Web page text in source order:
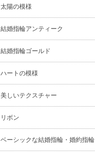
太陽の模様
結婚指輪アンティーク
結婚指輪ゴールド
ハートの模様
美しいテクスチャー
リボン
ベーシックな結婚指輪・婚約指輪